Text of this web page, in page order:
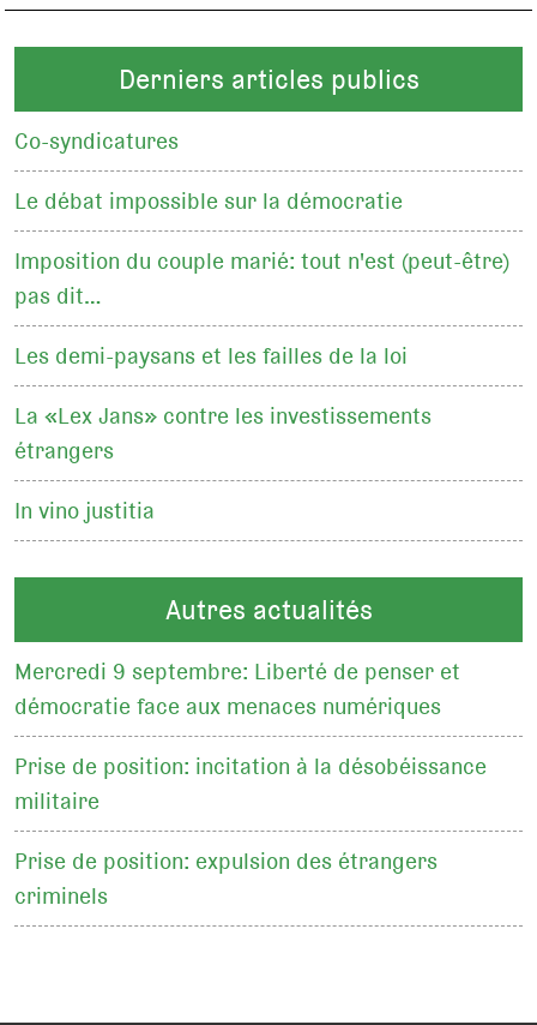
Derniers articles publics
Co-syndicatures
Le débat impossible sur la démocratie
Imposition du couple marié: tout n'est (peut-être)
pas dit…
Les demi-paysans et les failles de la loi
La «Lex Jans» contre les investissements
étrangers
In vino justitia
Autres actualités
Mercredi 9 septembre: Liberté de penser et
démocratie face aux menaces numériques
Prise de position: incitation à la désobéissance
militaire
Prise de position: expulsion des étrangers
criminels